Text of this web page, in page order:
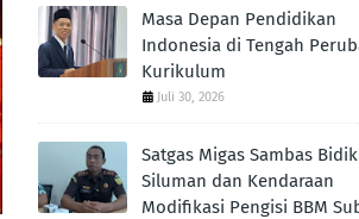
Masa Depan Pendidikan
Indonesia di Tengah
Kurikulum
Juli 30, 2026
Satgas Migas Sambas
Siluman dan Kendaraan
Modifikasi Pengisi BBM